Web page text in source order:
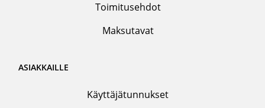
Toimitusehdot
Maksutavat
ASIAKKAILLE
Käyttäjätunnukset